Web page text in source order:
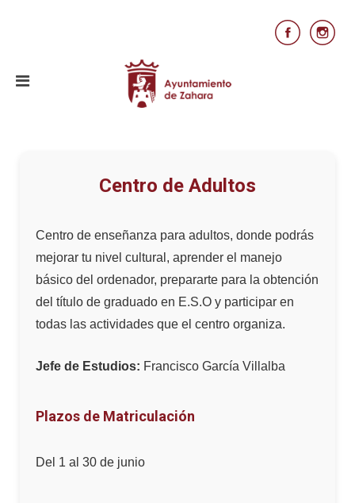
Centro de Adultos
Centro de enseñanza para adultos, donde podrás
mejorar tu nivel cultural, aprender el manejo
básico del ordenador, prepararte para la obtención
del título de graduado en E.S.O y participar en
todas las actividades que el centro organiza.
Jefe de Estudios: Francisco García Villalba
Plazos de Matriculación
Del 1 al 30 de junio